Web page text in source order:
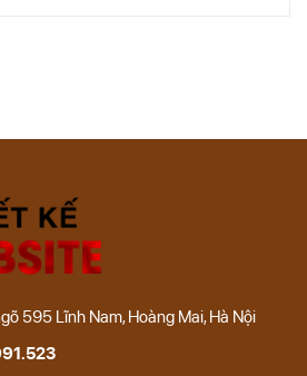
595 Lĩnh Nam, Hoàng Mai, Hà Nội